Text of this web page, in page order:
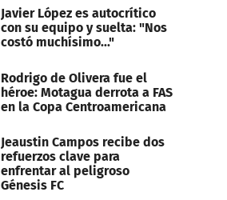
Javier López es autocrítico
con su equipo y suelta: "Nos
costó muchísimo..."
Rodrigo de Olivera fue el
héroe: Motagua derrota a FAS
en la Copa Centroamericana
Jeaustin Campos recibe dos
refuerzos clave para
enfrentar al peligroso
Génesis FC